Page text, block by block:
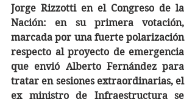
Jorge Rizzotti en el Congreso de la
Nación: en su primera votación,
marcada por una fuerte polarización
respecto al proyecto de emergencia
que envió Alberto Fernández para
tratar en sesiones extraordinarias, el
ex ministro de Infraestructura se